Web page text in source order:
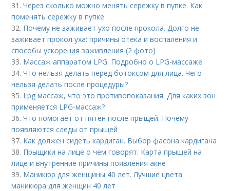
31.Через сколько можно менять сережку в пупке. Как
поменять сережку в пупке
32. Почему не заживает ухо после прокола. Долго не
заживает прокол уха: причины отека и воспаления и
способы ускорения заживления (2 фото)
33. Массаж аппаратом LPG. Подробно о LPG-массаже
34.Что нельзя делать перед ботоксом для лица. Чего
нельзя делать после процедуры?
35. Lpg массаж, что это противопоказания. Для каких зон
применяется LPG-массаж?
36.Что помогает от пятен после прыщей. Почему
появляются следы от прыщей
37. Как должен сидеть кардиган. Выбор фасона кардигана
38. Прыщики на лице о чем говорят. Карта прыщей на
лице и внутренние причины появления акне
39. Маникюр для женщины 40 лет. Лучшие цвета
маникюра для женщин 40 лет